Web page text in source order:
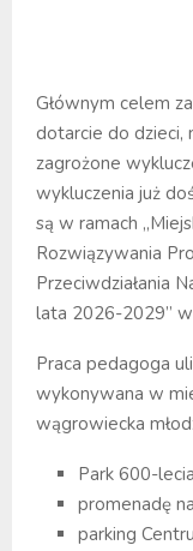
Głównym celem
dotarcie do dzieci,
zagrożone
wykluczenia już
są w ramach
Rozwiązywania
Przeciwdziałania
lata 2026-2029”
Praca pedagoga
wykonywana w
wągrowiecka
Park 600-
promenadę
parking